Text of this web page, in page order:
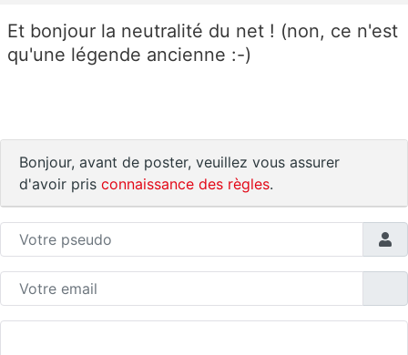
Et bonjour la neutralité du net ! (non, ce n'est
qu'une légende ancienne :-)
Bonjour, avant de poster, veuillez vous assurer
d'avoir pris connaissance des règles.